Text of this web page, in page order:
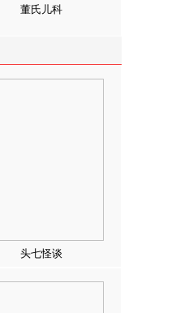
董氏儿科
头七怪谈